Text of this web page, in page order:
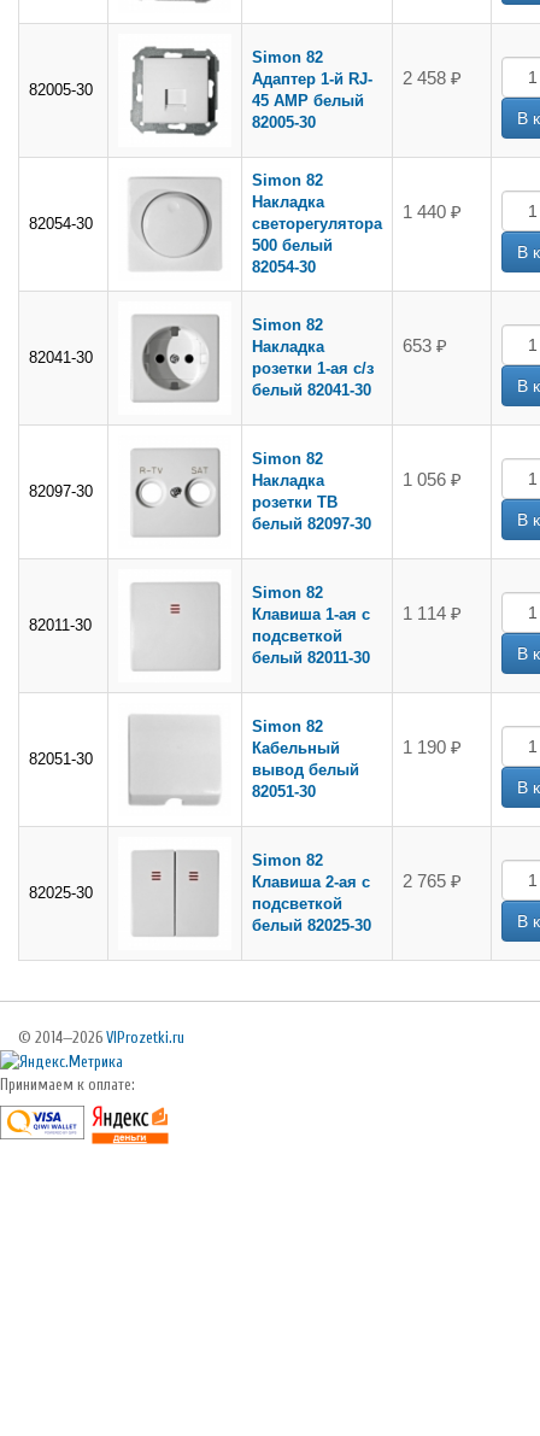
82005-30
Simon 82
Адаптер 1-й RJ-
45 АМР белый
82005-30
2 458 ₽
82054-30
Simon 82
Накладка
светорегулятора
500 белый
82054-30
1 440 ₽
82041-30
Simon 82
Накладка
розетки 1-ая с/з
белый 82041-30
653 ₽
82097-30
Simon 82
Накладка
розетки ТВ
белый 82097-30
1 056 ₽
82011-30
Simon 82
Клавиша 1-ая с
подсветкой
белый 82011-30
1 114 ₽
82051-30
Simon 82
Кабельный
вывод белый
82051-30
1 190 ₽
82025-30
Simon 82
Клавиша 2-ая с
подсветкой
белый 82025-30
2 765 ₽
© 2014—2026 VIProzetki.ru
Принимаем к оплате: